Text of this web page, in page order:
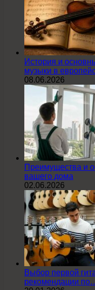
История и
музыки в
08.06.2026
Преимущества и
вашего дома
02.06.2026
Выбор первой
рекомендации